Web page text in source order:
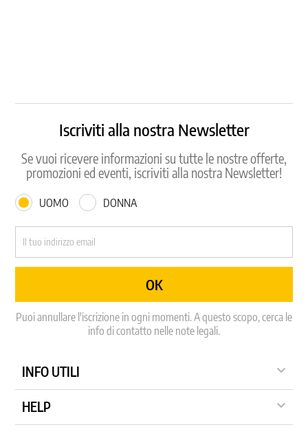
Iscriviti alla nostra Newsletter
Se vuoi ricevere informazioni su tutte le nostre offerte,
promozioni ed eventi, iscriviti alla nostra Newsletter!
UOMO DONNA
Puoi annullare l'iscrizione in ogni momenti. A questo scopo, cerca le
info di contatto nelle note legali.
INFO UTILI 
HELP 